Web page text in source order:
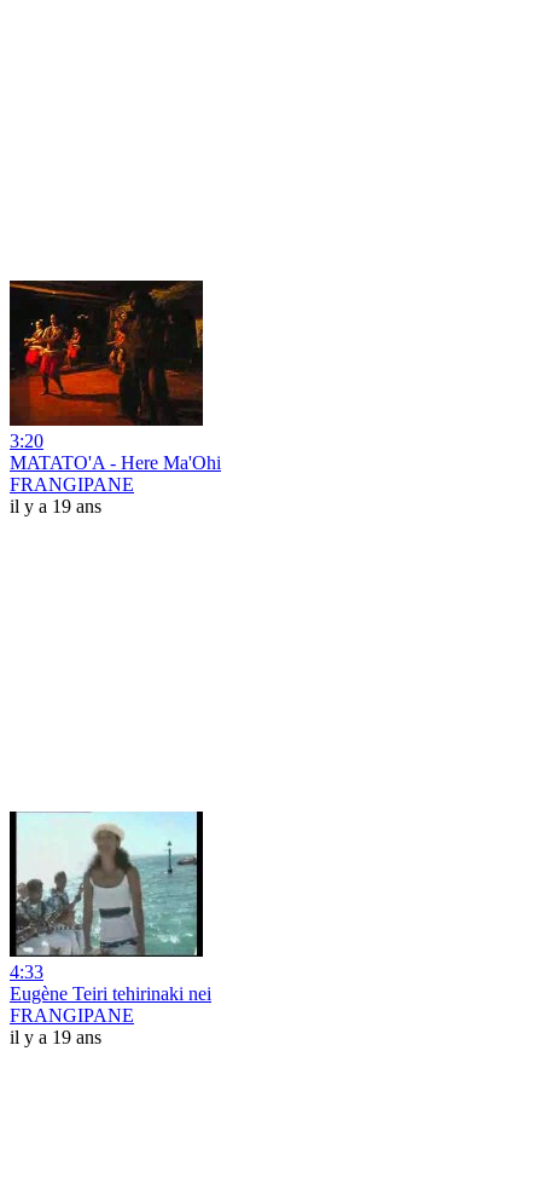
3:20
MATATO'A - Here Ma'Ohi
FRANGIPANE
il y a 19 ans
4:33
Eugène Teiri tehirinaki nei
FRANGIPANE
il y a 19 ans